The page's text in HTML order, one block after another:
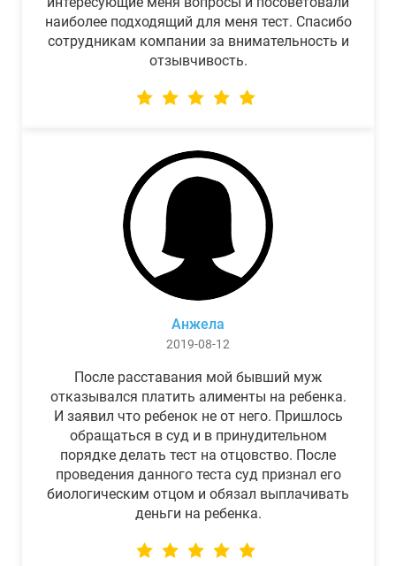
наиболее подходящий для меня тест. Спасибо
сотрудникам компании за внимательность и
отзывчивость.
Анжела
2019-08-12
После расставания мой бывший муж
отказывался платить алименты на ребенка.
И заявил что ребенок не от него. Пришлось
обращаться в суд и в принудительном
порядке делать тест на отцовство. После
проведения данного теста суд признал его
биологическим отцом и обязал выплачивать
деньги на ребенка.